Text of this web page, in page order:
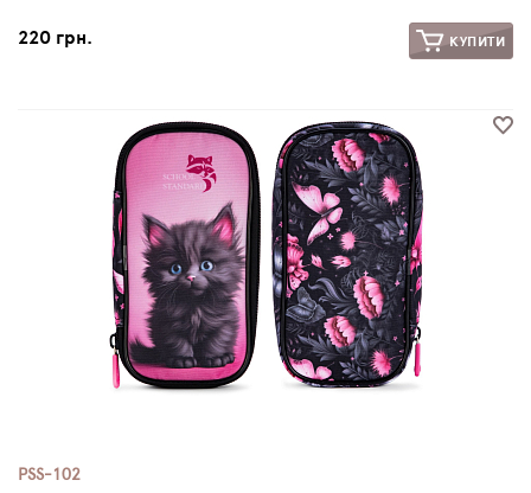
220 грн. КУПИТИ
PSS-102